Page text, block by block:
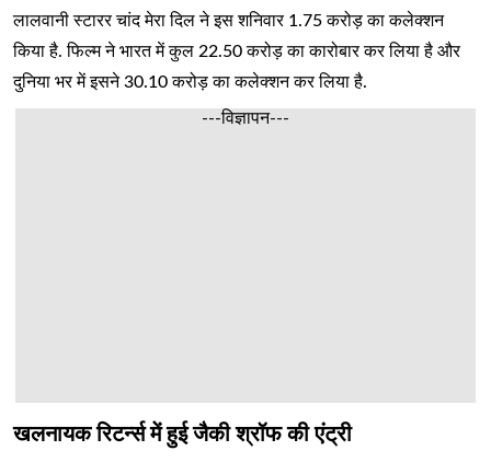
लालवानी स्टारर चांद मेरा दिल ने इस शनिवार 1.75 करोड़ का कलेक्शन
किया है. फिल्म ने भारत में कुल 22.50 करोड़ का कारोबार कर लिया है और
दुनिया भर में इसने 30.10 करोड़ का कलेक्शन कर लिया है.
---विज्ञापन---
खलनायक रिटर्न्स में हुई जैकी श्रॉफ की एंट्री